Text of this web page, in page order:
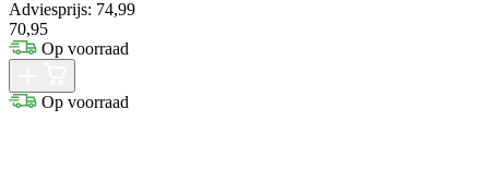
Adviesprijs: 74,99
70,95
Op voorraad
Op voorraad